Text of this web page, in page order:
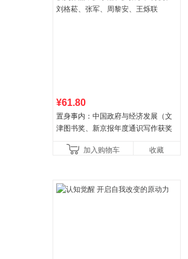
¥61.80
置身事内：中国政府与经济发展（文
津图书奖、新京报年度通识写作获奖
菘、张军、周黎安、王烁联
加入购物车 收藏